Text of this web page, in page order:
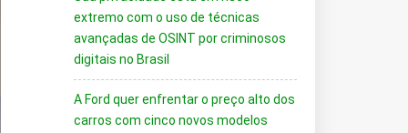
extremo com o uso de técnicas
avançadas de OSINT por criminosos
digitais no Brasil
A Ford quer enfrentar o preço alto dos
carros com cinco novos modelos